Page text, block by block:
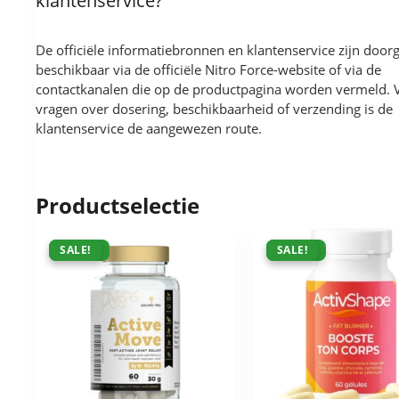
De officiële informatiebronnen en klantenservice zijn
beschikbaar via de officiële Nitro Force-website of via de
contactkanalen die op de productpagina worden vermeld.
vragen over dosering, beschikbaarheid of verzending is de
klantenservice de aangewezen route.
Productselectie
ACTIE !
SALE! ACTIE !
SALE!